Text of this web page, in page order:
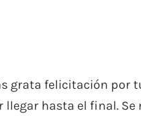
grata felicitación por
hasta el final.